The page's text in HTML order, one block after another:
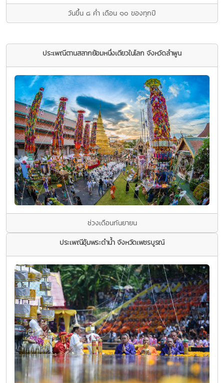
วันขึ้น ๘ ค่ำ เดือน ๑๐ ของทุกปี
ประเพณีตานสลากย้อมหนึ่งเดียวในโลก จังหวัดลําพูน
ช่วงเดือนกันยายน
ประเพณีอุ้มพระดํานํ้า จังหวัดเพชรบูรณ์